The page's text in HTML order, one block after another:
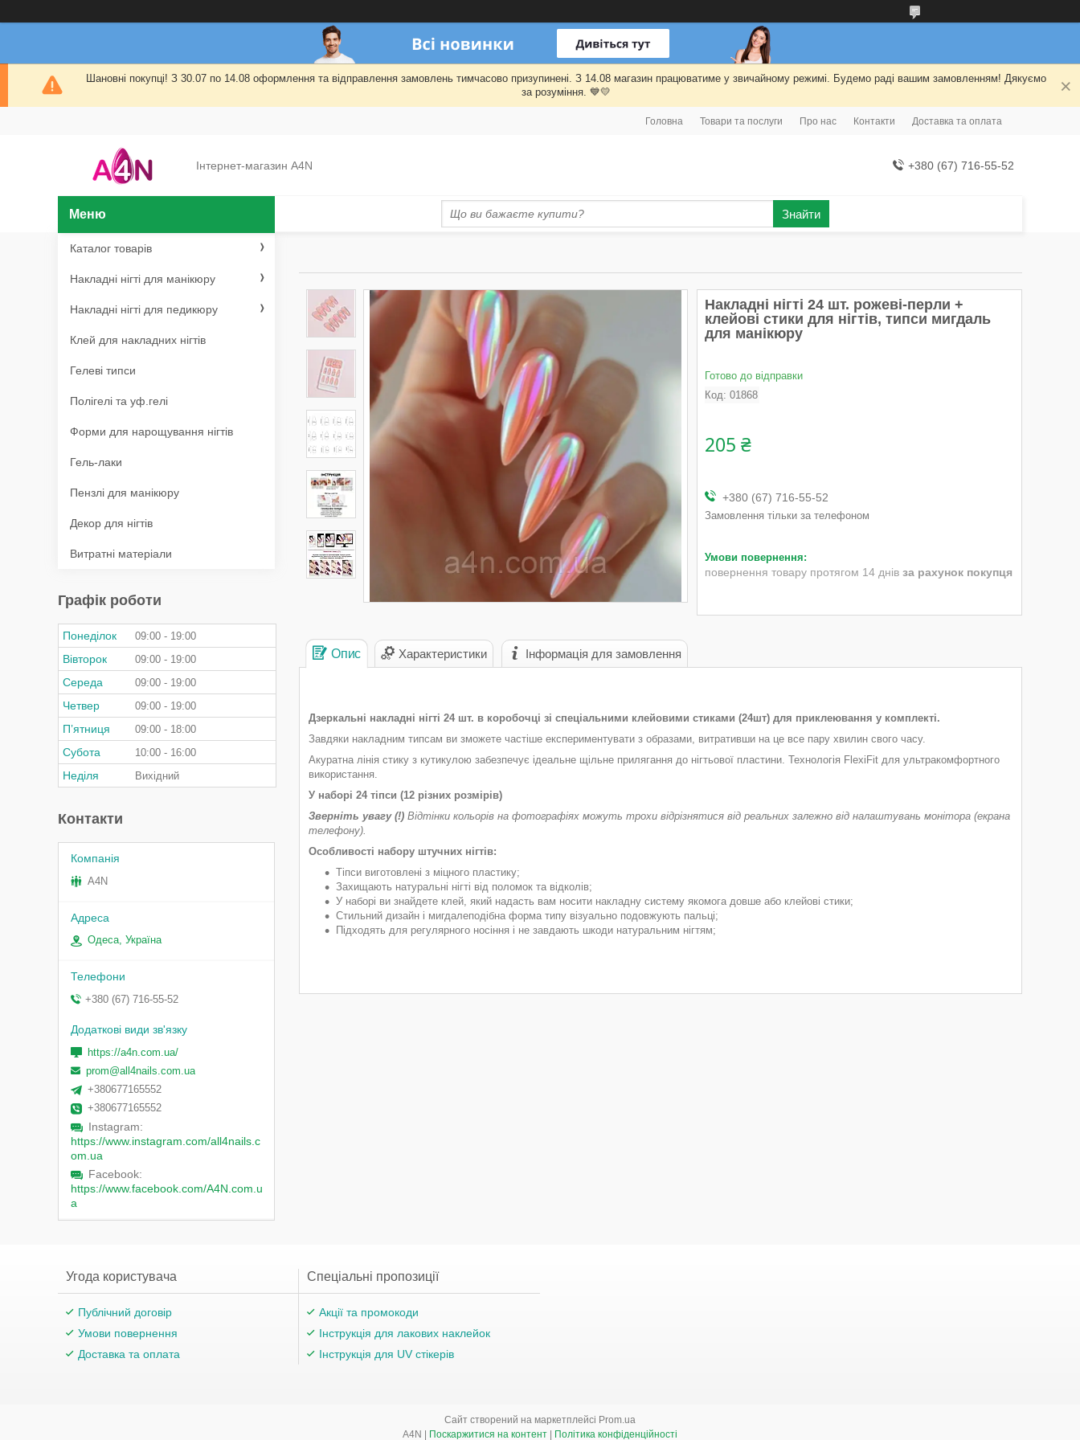
Шановні покупці! З 30.07 по 14.08 оформлення та відправлення замовлень тимчасово призупинені. З 14.08 магазин працюватиме у звичайному режимі. Будемо раді вашим замовленням! Дякуємо
за розуміння. 💙💛
Головна Товари та послуги Про нас Контакти Доставка та оплата
Інтернет-магазин A4N +380 (67) 716-55-52
Знайти
Накладні нігті 24 шт. рожеві-перли +
клейові стики для нігтів, типси мигдаль
для манікюру
Готово до відправки
Код: 01868
205 ₴
+380 (67) 716-55-52
Замовлення тільки за телефоном
повернення товару протягом 14 днів за рахунок покупця
Опис Характеристики Інформація для замовлення
Дзеркальні накладні нігті 24 шт. в коробочці зі спеціальними клейовими стиками (24шт) для приклеювання у комплекті.
Завдяки накладним типсам ви зможете частіше експериментувати з образами, витративши на це все пару хвилин свого часу.
Акуратна лінія стику з кутикулою забезпечує ідеальне щільне прилягання до нігтьової пластини. Технологія FlexiFit для ультракомфортного
використання.
У наборі 24 тіпси (12 різних розмірів)
Зверніть увагу (!) Відтінки кольорів на фотографіях можуть трохи відрізнятися від реальних залежно від налаштувань монітора (екрана
телефону).
Особливості набору штучних нігтів:
Тіпси виготовлені з міцного пластику;
Захищають натуральні нігті від поломок та відколів;
У наборі ви знайдете клей, який надасть вам носити накладну систему якомога довше або клейові стики;
Стильний дизайн і мигдалеподібна форма типу візуально подовжують пальці;
Підходять для регулярного носіння і не завдають шкоди натуральним нігтям;
Каталог товарів
Накладні нігті для манікюру
Накладні нігті для педикюру
Клей для накладних нігтів
Гелеві типси
Полігелі та уф.гелі
Форми для нарощування нігтів
Гель-лаки
Пензлі для манікюру
Декор для нігтів
Витратні матеріали
Графік роботи
Понеділок 09:00 19:00
Вівторок 09:00 19:00
Середа 09:00 19:00
Четвер 09:00 19:00
Пʼятниця 09:00 18:00
Субота 10:00 16:00
Неділя Вихідний
Контакти
A4N
Одеса, Україна
+380 (67) 716-55-52
https://a4n.com.ua/
prom@all4nails.com.ua
+380677165552
+380677165552
Instagram
https://www.instagram.com/all4nails.c
om.ua
Facebook
https://www.facebook.com/A4N.com.u
a
Угода користувача
Публічний договір
Умови повернення
Доставка та оплата
Спеціальні пропозиції
Акції та промокоди
Інструкція для лакових наклейок
Інструкція для UV стікерів
Сайт створений на маркетплейсі Prom.ua
Поскаржитися на контент Політика конфіденційності